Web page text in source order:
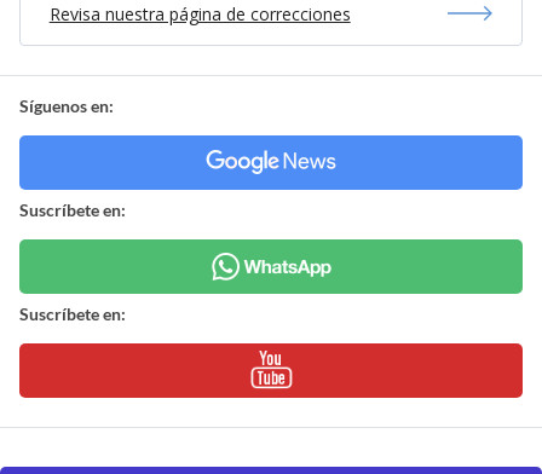
Revisa nuestra página de correcciones
Síguenos en:
Suscríbete en:
Suscríbete en: